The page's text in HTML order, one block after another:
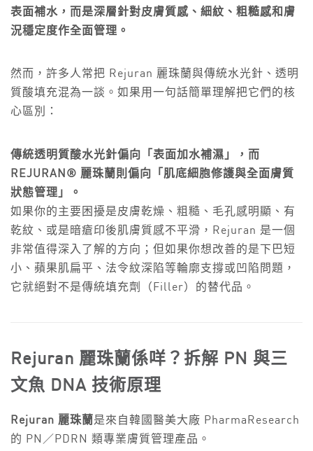
表面補水，而是深層針對皮膚質感、細紋、粗糙感和膚
況穩定度作全面管理。
然而，許多人常把 Rejuran 麗珠蘭與傳統水光針、透明
質酸填充混為一談。如果用一句話簡單理解把它們的核
心區別：
傳統透明質酸水光針偏向「表面加水補濕」，而
REJURAN® 麗珠蘭則偏向「肌底細胞修護與全面膚質
狀態管理」。
如果你的主要困擾是皮膚乾燥、粗糙、毛孔感明顯、有
乾紋、或是暗瘡印後肌膚質感不平滑，Rejuran 是一個
非常值得深入了解的方向；但如果你想改善的是下巴短
小、蘋果肌扁平、法令紋深陷等輪廓支撐或凹陷問題，
它就絕對不是傳統填充劑（Filler）的替代品。
Rejuran 麗珠蘭係咩？拆解 PN 與三
文魚 DNA 技術原理
Rejuran 麗珠蘭 是來自韓國醫美大廠 PharmaResearch
的 PN／PDRN 類專業膚質管理產品。